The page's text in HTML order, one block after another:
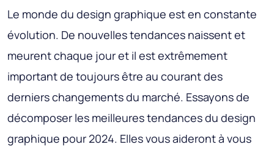
Le monde du design graphique est en constante
évolution. De nouvelles tendances naissent et
meurent chaque jour et il est extrêmement
important de toujours être au courant des
derniers changements du marché. Essayons de
décomposer les meilleures tendances du design
graphique pour 2024. Elles vous aideront à vous